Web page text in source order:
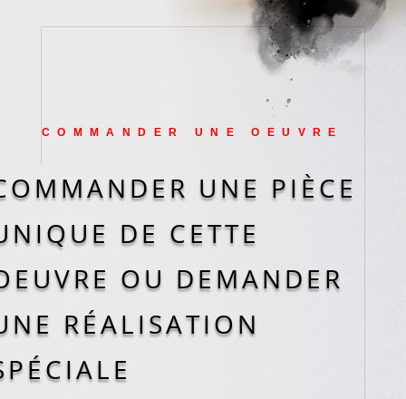
COMMANDER UNE OEUVRE
UNE PIÈCE
DE CETTE
OU DEMANDER
RÉALISATION